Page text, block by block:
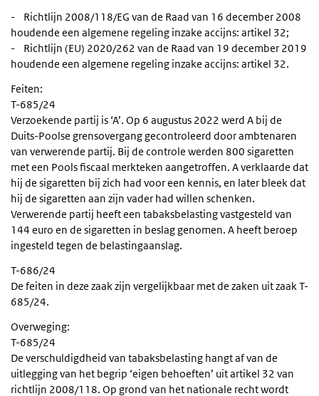
- Richtlijn 2008/118/EG van de Raad van 16 december 2008
houdende een algemene regeling inzake accijns: artikel 32;
- Richtlijn (EU) 2020/262 van de Raad van 19 december 2019
houdende een algemene regeling inzake accijns: artikel 32.
Feiten:
T-685/24
Verzoekende partij is ‘A’. Op 6 augustus 2022 werd A bij de
Duits-Poolse grensovergang gecontroleerd door ambtenaren
van verwerende partij. Bij de controle werden 800 sigaretten
met een Pools fiscaal merkteken aangetroffen. A verklaarde dat
hij de sigaretten bij zich had voor een kennis, en later bleek dat
hij de sigaretten aan zijn vader had willen schenken.
Verwerende partij heeft een tabaksbelasting vastgesteld van
144 euro en de sigaretten in beslag genomen. A heeft beroep
ingesteld tegen de belastingaanslag.
T-686/24
De feiten in deze zaak zijn vergelijkbaar met de zaken uit zaak T-
685/24.
Overweging:
T-685/24
De verschuldigdheid van tabaksbelasting hangt af van de
uitlegging van het begrip ‘eigen behoeften’ uit artikel 32 van
richtlijn 2008/118. Op grond van het nationale recht wordt